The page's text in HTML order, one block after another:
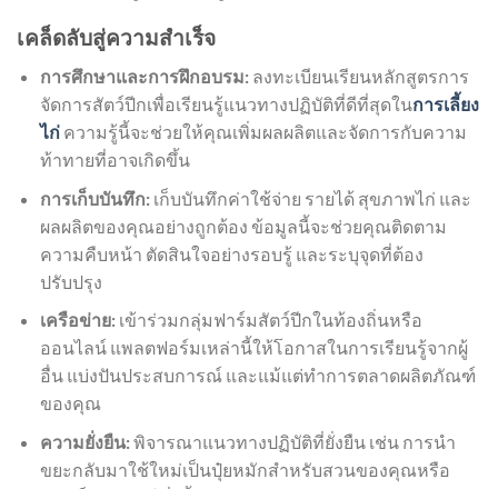
เคล็ดลับสู่ความสำเร็จ
การศึกษาและการฝึกอบรม:ลงทะเบียนเรียนหลักสูตรการ
จัดการสัตว์ปีกเพื่อเรียนรู้แนวทางปฏิบัติที่ดีที่สุดในการเลี้ยง
ไก่ความรู้นี้จะช่วยให้คุณเพิ่มผลผลิตและจัดการกับความ
ท้าทายที่อาจเกิดขึ้น
การเก็บบันทึก: เก็บบันทึกค่าใช้จ่าย รายได้ สุขภาพไก่ และ
ผลผลิตของคุณอย่างถูกต้อง ข้อมูลนี้จะช่วยคุณติดตาม
ความคืบหน้า ตัดสินใจอย่างรอบรู้ และระบุจุดที่ต้อง
ปรับปรุง
เครือข่าย: เข้าร่วมกลุ่มฟาร์มสัตว์ปีกในท้องถิ่นหรือ
ออนไลน์ แพลตฟอร์มเหล่านี้ให้โอกาสในการเรียนรู้จากผู้
อื่น แบ่งปันประสบการณ์ และแม้แต่ทำการตลาดผลิตภัณฑ์
ของคุณ
ความยั่งยืน:พิจารณาแนวทางปฏิบัติที่ยั่งยืน เช่น การนำ
ขยะกลับมาใช้ใหม่เป็นปุ๋ยหมักสำหรับสวนของคุณหรือ